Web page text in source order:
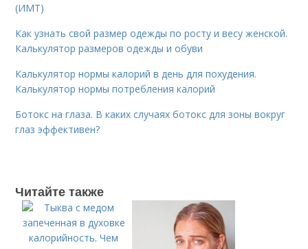
(ИМТ)
Как узнать свой размер одежды по росту и весу женской.
Калькулятор размеров одежды и обуви
Калькулятор нормы калорий в день для похудения.
Калькулятор нормы потребления калорий
Ботокс на глаза. В каких случаях ботокс для зоны вокруг
глаз эффективен?
Читайте также